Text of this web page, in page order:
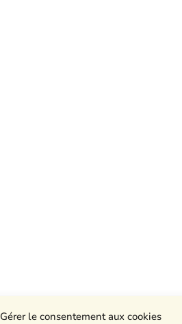
Gérer le consentement aux cookies